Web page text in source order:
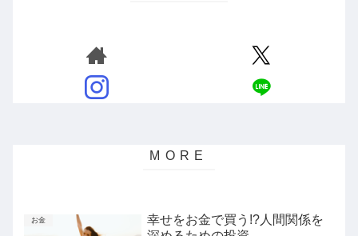
お金
幸せをお金で買う!?人間関係を